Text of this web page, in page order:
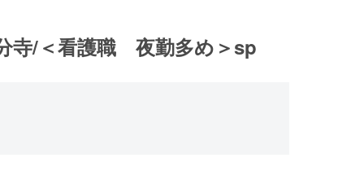
寺/＜看護職 夜勤多め＞sp